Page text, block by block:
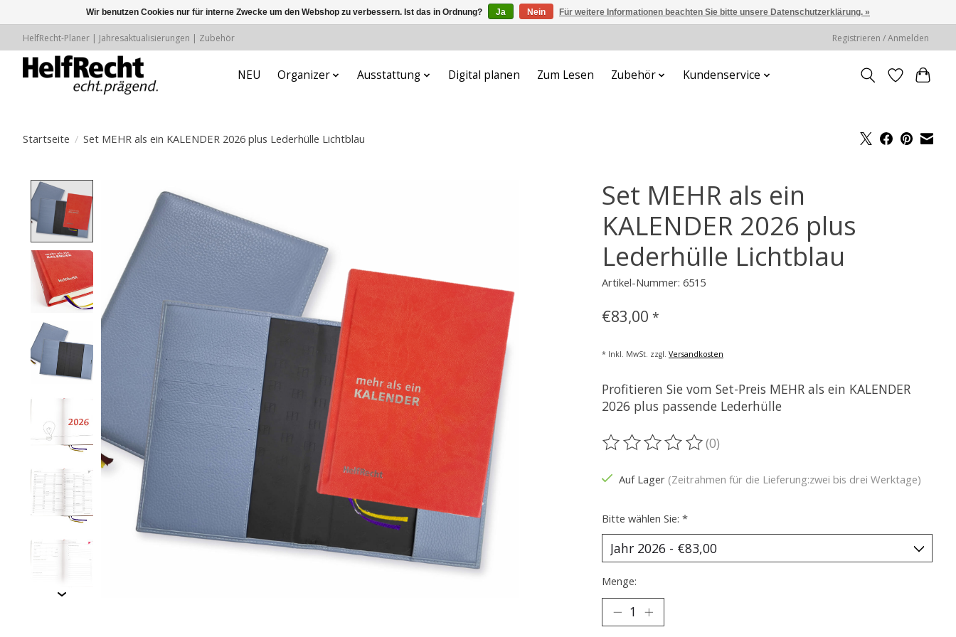
HelfRecht-Planer | Jahresaktualisierungen | Zubehör Registrieren / Anmelden
NEU Organizer Ausstattung Digital planen Zum Lesen Zubehör Kundenservice
Startseite / Set MEHR als ein KALENDER 2026 plus Lederhülle Lichtblau
Product image slideshow Items
Set MEHR als ein
KALENDER 2026 plus
Lederhülle Lichtblau
Artikel-Nummer: 6515
€83,00 *
* Inkl. MwSt. zzgl. Versandkosten
Profitieren Sie vom Set-Preis MEHR als ein KALENDER
2026 plus passende Lederhülle
Die Bewertung dieses Produkts ist
(0)
Auf Lager (Zeitrahmen für die Lieferung:zwei bis drei Werktage)
Bitte wählen Sie: *
Menge:
Wir benutzen Cookies nur für interne Zwecke um den Webshop zu verbessern. Ist das in Ordnung? Ja Nein Für weitere Informationen beachten Sie bitte unsere Datenschutzerklärung. »